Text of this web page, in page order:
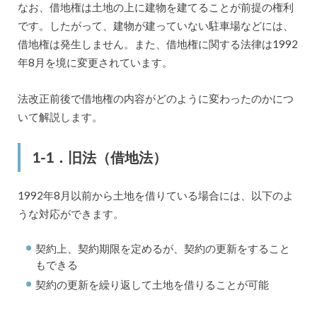
なお、借地権は土地の上に建物を建てることが前提の権利
です。したがって、建物が建っていない駐車場などには、
借地権は発生しません。また、借地権に関する法律は1992
年8月を境に変更されています。
法改正前後で借地権の内容がどのように変わったのかにつ
いて解説します。
1-1．旧法（借地法）
1992年8月以前から土地を借りている場合には、以下のよ
うな対応ができます。
契約上、契約期限を定めるが、契約の更新をすること
もできる
契約の更新を繰り返して土地を借りることが可能